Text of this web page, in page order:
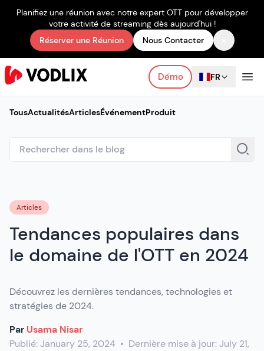
Planifiez une réunion avec notre expert OTT pour développer
votre activité de streaming dès aujourd'hui !
Réserver une Réunion
Nous Contacter
Démo FR
TousActualitésArticlesÉvénementProduit
Articles
Tendances populaires dans
le domaine de l'OTT en 2024
Découvrez les dernières tendances, technologies et
stratégies de 2024.
Par Usama Nisar
Publié:January 25, 2024 • Dernière mise à jour:July 21,